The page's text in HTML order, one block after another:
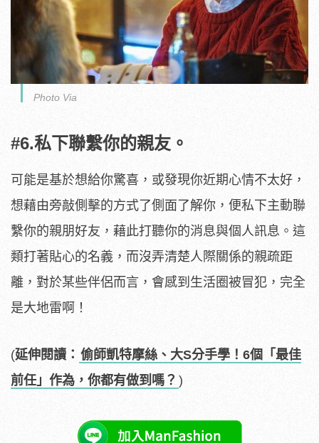
Photo Via
#6.私下聯繫你的親友。
可能是基於想給你驚喜，或發現你近期心情不太好，
想藉由旁敲側擊的方式了側面了解你，便私下主動聯
繫你的親朋好友，藉此打聽你的消息與個人訊息。這
類打著貼心的名義，而沒弄清楚人際關係的親疏距
離，對於某些伴侶而言，會感到生活圈被冒犯，完全
是大地雷啊！
(延伸閱讀： 偷師凱特摩絲、大S分手學！6個「最佳
前任」作為，你都有做到嗎？ )